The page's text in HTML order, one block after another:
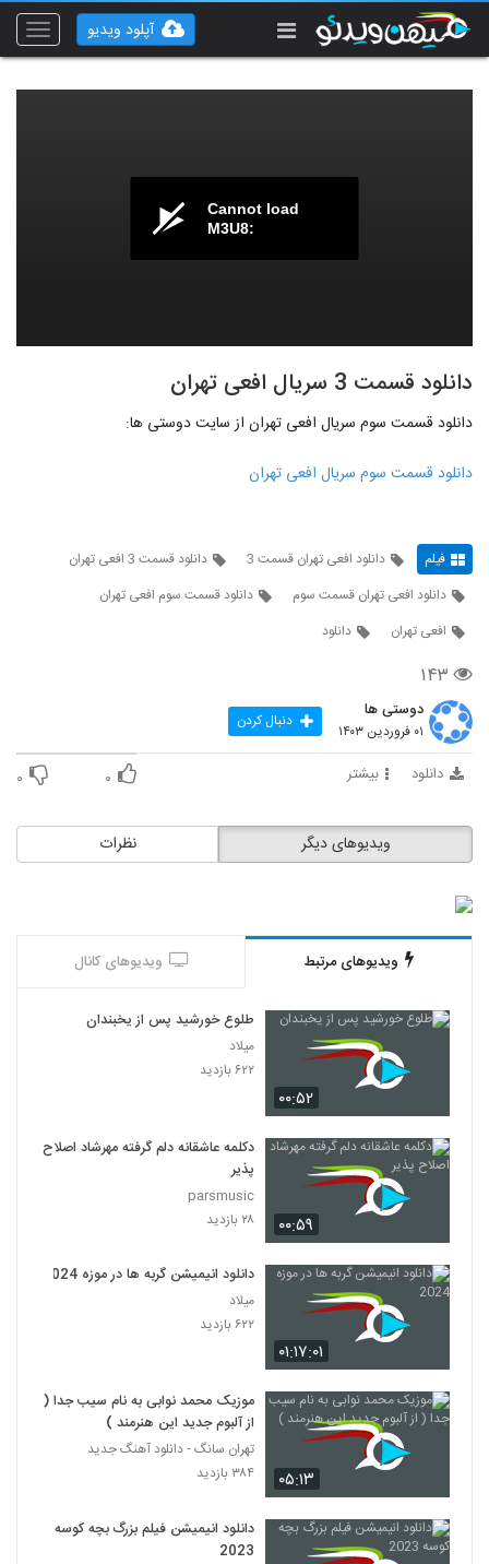
Toggle
آپلود ویدیو
Cannot load
M3U8:
دانلود قسمت 3 سریال افعی تهران
دانلود قسمت سوم سریال افعی تهران از سایت دوستی ها:
دانلود قسمت سوم سریال افعی تهران
فیلم دانلود افعی تهران قسمت 3
دانلود قسمت 3 افعی تهران
دانلود افعی تهران قسمت سوم
دانلود قسمت سوم افعی تهران
افعی تهران
دانلود
۱۴۳
دوستی ها
۰۱ فروردین ۱۴۰۳ دنبال کردن
دانلود بیشتر ۰ ۰
نظرات ویدیوهای دیگر
ویدیوهای مرتبط ویدیوهای کانال
۰۰:۵۲
طلوع خورشید پس از یخبندان
میلاد
۶۲۲ بازدید
۰۰:۵۹
دکلمه عاشقانه دلم گرفته مهرشاد اصلاح
پذیر
parsmusic
۲۸ بازدید
۰۱:۱۷:۰۱
دانلود انیمیشن گربه ها در موزه 2024
میلاد
۶۲۲ بازدید
۰۵:۱۳
موزیک محمد نوابی به نام سیب جدا (
از آلبوم جدید این هنرمند )
تهران سانگ - دانلود آهنگ جدید
۳۸۴ بازدید
دانلود انیمیشن فیلم بزرگ بچه‌ کوسه
2023